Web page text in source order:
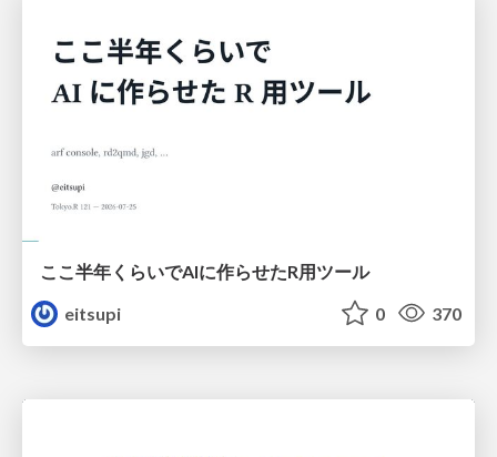
ここ半年くらいでAIに作らせたR用ツール
eitsupi
0 370